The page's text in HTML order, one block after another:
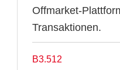
Offmarket-
Transaktionen.
B3.512